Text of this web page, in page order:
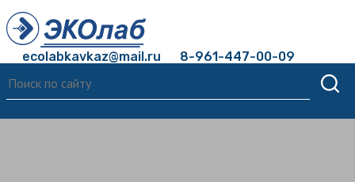
ecolabkavkaz@mail.ru 8-961-447-00-09